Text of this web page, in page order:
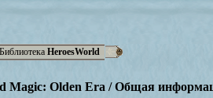
Библиотека HeroesWorld
Magic: Olden Era / Общая